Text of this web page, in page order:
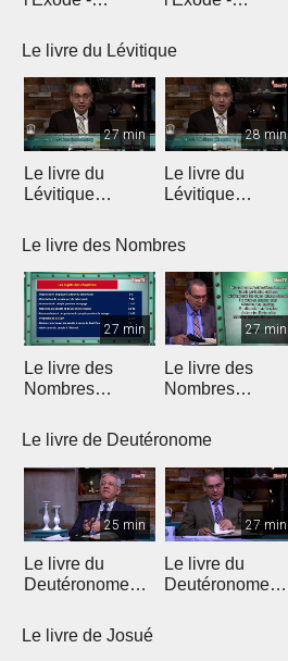
Le livre du Lévitique
27 min
Le livre du
Lévitique
28 min
Le livre du
Lévitique
Le livre des Nombres
27 min
Le livre des
Nombres
27 min
Le livre des
Nombres
Le livre de Deutéronome
25 min
Le livre du
Deutéronome
27 min
Le livre du
Deutéronome
Le livre de Josué